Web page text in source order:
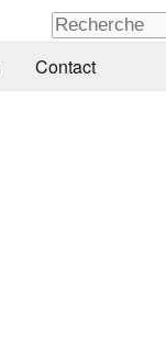
Contact